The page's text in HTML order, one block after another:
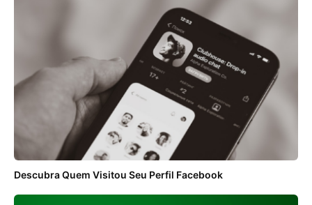
Descubra Quem Visitou Seu Perfil Facebook